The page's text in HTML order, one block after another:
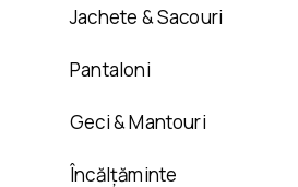
Jachete & Sacouri
Pantaloni
Geci & Mantouri
Încălțăminte